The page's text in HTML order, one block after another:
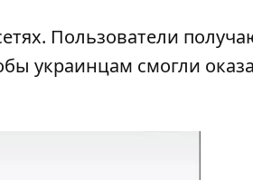
Пользователи
украинцам смогли